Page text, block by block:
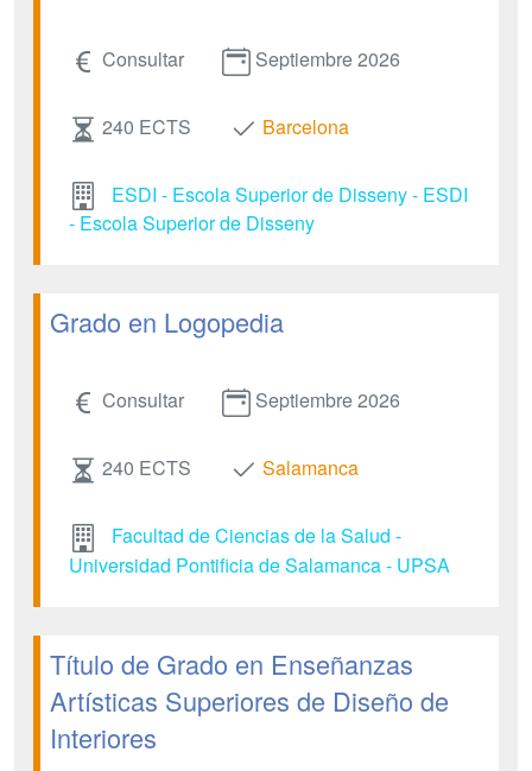
Consultar Septiembre 2026
240 ECTS Barcelona
ESDI - Escola Superior de Disseny - ESDI
- Escola Superior de Disseny
Grado en Logopedia
Consultar Septiembre 2026
240 ECTS Salamanca
Facultad de Ciencias de la Salud -
Universidad Pontificia de Salamanca - UPSA
Título de Grado en Enseñanzas
Artísticas Superiores de Diseño de
Interiores